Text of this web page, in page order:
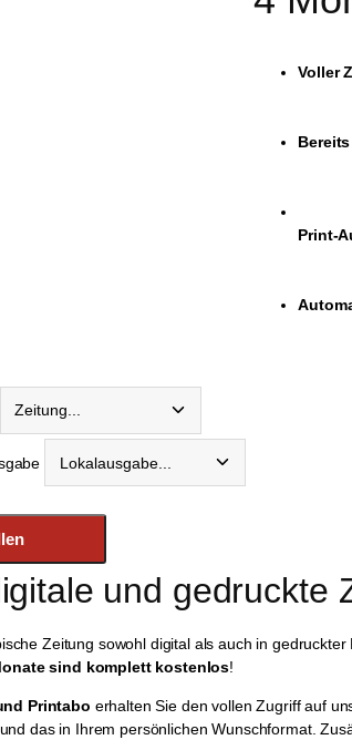
Voller
Print-
und gedruckte
Zeitung sowohl digital als auch in
sind komplett kostenlos!
Printabo erhalten Sie den vollen Zugriff auf
das in Ihrem persönlichen Wunschformat.